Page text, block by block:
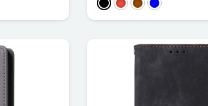
PretoVermelho
Castanho
Azul